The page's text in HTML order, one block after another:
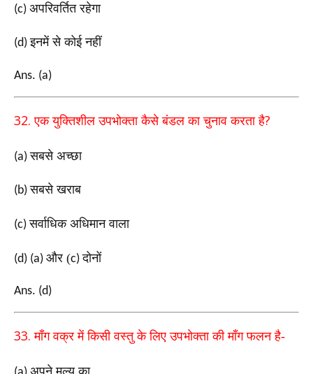
(c) अपरिवर्तित रहेगा
(d)इनमें से कोई नहीं
Ans. (a)
32.एक युक्तिशील उपभोक्ता कैसे बंडल का चुनाव करता है?
(a)सबसे अच्छा
(b)सबसे खराब
(c)सर्वाधिक अधिमान वाला
(d) (a) और (c)दोनों
Ans. (d)
33.माँग वक्र में किसी वस्तु के लिए उपभोक्ता की माँग फलन है-